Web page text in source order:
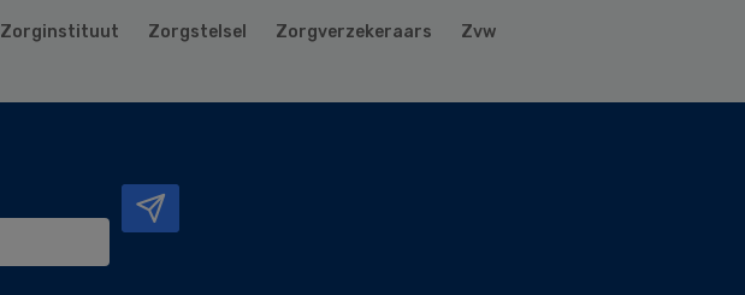
Zorginstituut Zorgstelsel Zorgverzekeraars Zvw